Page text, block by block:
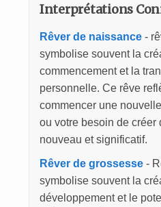
Interprétations
Rêver de naissance-
symbolise souvent la
commencement et la
personnelle. Ce rêve
commencer une
ou votre besoin de créer
nouveau et significatif.
Rêver de grossesse-
symbolise souvent la
développement et le